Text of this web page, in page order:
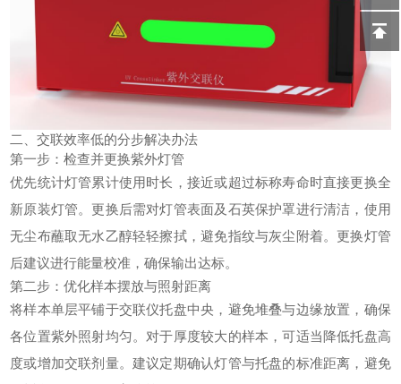
二、交联效率低的分步解决办法
第一步：检查并更换紫外灯管
优先统计灯管累计使用时长，接近或超过标称寿命时直接更换全
新原装灯管。更换后需对灯管表面及石英保护罩进行清洁，使用
无尘布蘸取无水乙醇轻轻擦拭，避免指纹与灰尘附着。更换灯管
后建议进行能量校准，确保输出达标。
第二步：优化样本摆放与照射距离
将样本单层平铺于交联仪托盘中央，避免堆叠与边缘放置，确保
各位置紫外照射均匀。对于厚度较大的样本，可适当降低托盘高
度或增加交联剂量。建议定期确认灯管与托盘的标准距离，避免